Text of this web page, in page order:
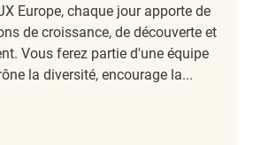
Europe, chaque jour apporte de
de croissance, de découverte et
Vous ferez partie d'une équipe
la diversité, encourage la...
Filialleiter (m/w/d) REQ135409